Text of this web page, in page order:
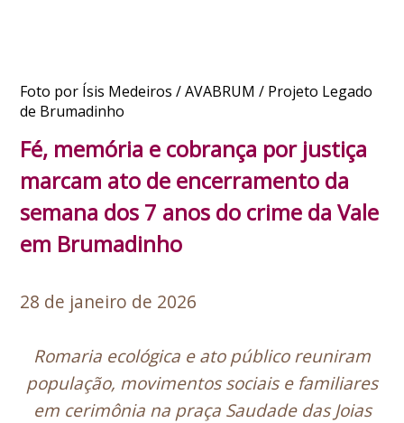
Foto por Ísis Medeiros / AVABRUM / Projeto Legado
de Brumadinho
Fé, memória e cobrança por justiça
marcam ato de encerramento da
semana dos 7 anos do crime da Vale
em Brumadinho
28 de janeiro de 2026
Romaria ecológica e ato público reuniram
população, movimentos sociais e familiares
em cerimônia na praça Saudade das Joias